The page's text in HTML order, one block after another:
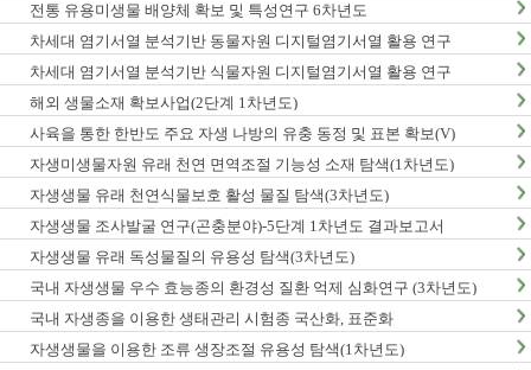
전통 유용미생물 배양체 확보 및 특성연구 6차년도
차세대 염기서열 분석기반 동물자원 디지털염기서열 활용 연구
차세대 염기서열 분석기반 식물자원 디지털염기서열 활용 연구
해외 생물소재 확보사업(2단계 1차년도)
사육을 통한 한반도 주요 자생 나방의 유충 동정 및 표본 확보(V)
자생미생물자원 유래 천연 면역조절 기능성 소재 탐색(1차년도)
자생생물 유래 천연식물보호 활성 물질 탐색(3차년도)
자생생물 조사발굴 연구(곤충분야)-5단계 1차년도 결과보고서
자생생물 유래 독성물질의 유용성 탐색(3차년도)
국내 자생생물 우수 효능종의 환경성 질환 억제 심화연구 (3차년도)
국내 자생종을 이용한 생태관리 시험종 국산화, 표준화
자생생물을 이용한 조류 생장조절 유용성 탐색(1차년도)